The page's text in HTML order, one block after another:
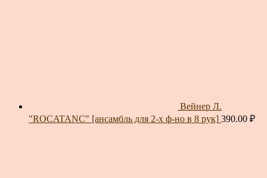
Вейнер Л.
"ROCATANC" [ансамбль для 2-х ф-но в 8 рук] 390.00 ₽